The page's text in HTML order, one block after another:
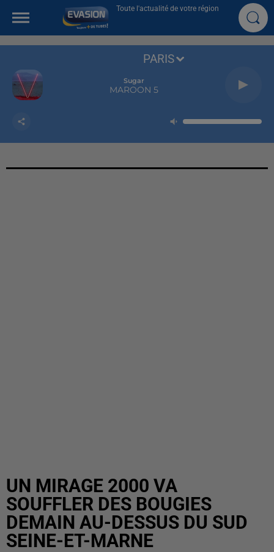
Toute l'actualité de votre région
Sugar
MAROON 5
PARIS
UN MIRAGE 2000 VA
SOUFFLER DES BOUGIES
DEMAIN AU-DESSUS DU SUD
SEINE-ET-MARNE